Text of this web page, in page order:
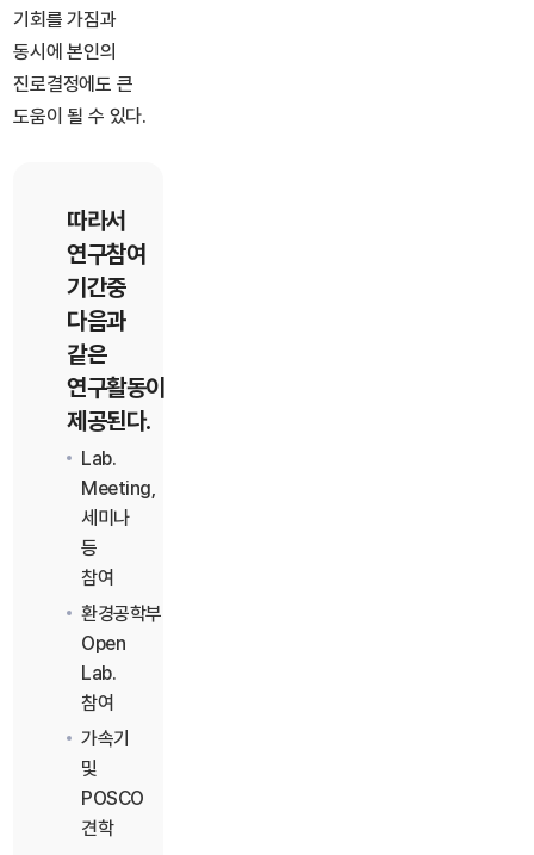
기회를 가짐과
동시에 본인의
진로결정에도 큰
도움이 될 수 있다.
따라서
연구참여
기간중
다음과
같은
연구활동이
제공된다.
Lab.
Meeting,
세미나
등
참여
환경공학부
Open
Lab.
참여
가속기
및
POSCO
견학